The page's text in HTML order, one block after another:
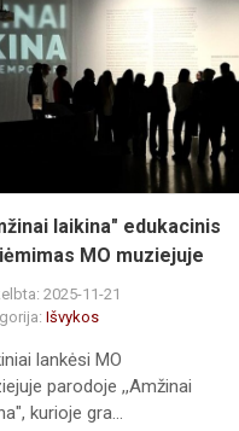
laikina" edukacinis
MO muziejuje
2025-11-21
Išvykos
lankėsi MO
parodoje ,,Amžinai
kurioje gra...